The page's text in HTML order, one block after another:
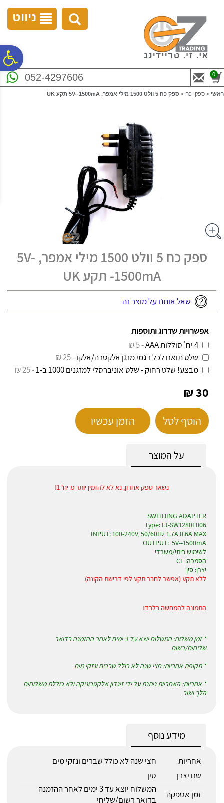
נגישות
ניווט
052-4297606 0
ראשי > ספקי כח > ספק כח 5 וולט 1500 מילי אמפר, 5V--1500mA תקע UK
ספק כח 5 וולט 1500 מילי אמפר, 5V-
-1500mA תקע UK
שאל אותנו על מוצר זה
אפשרויות שדרוג ותוספות
4 יח' סוללות AAA
- 5 ₪
שלט תואם לכל דגמי מזגן אלקטרה/אלקו- 25 ₪
מבצע! שלט רחוק - שלט אוניברסלי למזגנים 1000 ב-1
- 25 ₪
30 ₪
הוסף לסל הזמן עכשיו
על המוצר
נשאר ספק אחרון, נא לא להזמין יותר מ-יח' 1!
SWITHING ADAPTER
Type: FJ-SW1280F006
INPUT: 100-240V, 50/60Hz 1.7A 0.6A MAX
OUTPUT: 5V--1500mA
לשימוש ביתי/משרדי
הסמכה: CE
יצרן: סין
ללא תקע (אפשר לחבר תקע לפי דרישת הקונה)
התמונה להמחשה בלבד!
* זמן משלוח: המשלוח יוצא עד 3 ימים לאחר ההזמנה בדואר
שליחים/רשום
* תקופת אחריות: חצי שנה לא כולל שברים ונזקי מים
* אחריות: האחריות ניתנת על ידי זיגדון אלקטרוניקה ולא כוללת משלוחים
הלך ושוב
מידע נוסף
אחריות
חצי שנה לא כולל שברים ונזקי מים
שם יצרן
סין
זמן אספקה
המשלוח יוצא עד 3 ימים לאחר ההזמנה
בדואר רשום/שליחי